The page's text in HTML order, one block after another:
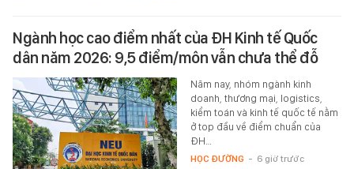
Ngành học cao điểm nhất của ĐH Kinh tế Quốc
dân năm 2026: 9,5 điểm/môn vẫn chưa thể đỗ
Năm nay, nhóm ngành kinh
doanh, thương mại, logistics,
kiểm toán và kinh tế quốc tế nằm
ở top đầu về điểm chuẩn của
ĐH…
HỌC ĐƯỜNG - 6 giờ trước